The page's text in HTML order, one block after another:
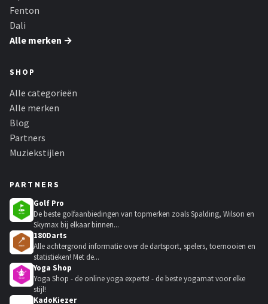
Fenton
Dali
Alle merken →
SHOP
Alle categorieën
Alle merken
Blog
Partners
Muziekstijlen
PARTNERS
Golf Pro
De beste golfaanbiedingen van topmerken zoals Spalding, Wilson en
Skymax bij elkaar binnen...
180Darts
Alle achtergrond informatie over de dartsport, spelers, toernooien en
statistieken! Met de...
Yoga Shop
Yoga Shop - de online yoga experts! - de beste yogamat voor elke
stijl!
KadoKiezer